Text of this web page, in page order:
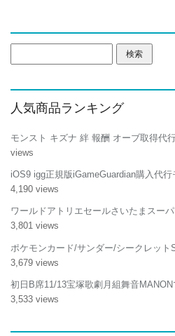
索:
人気商品ランキング
モンスト キズナ 絆 報酬 オーブ取得代
views
iOS9 igg正規版iGameGuardian購入代
4,190 views
ワールドアトリエセールさいたまスー
3,801 views
ポケモンカード/サンダー/シークレット
3,679 views
初日B席11/13宝塚歌劇月組舞音
3,533 views